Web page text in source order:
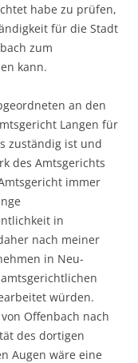
habe zu prüfen,
für die Stadt
zum
kann.
an den
Langen für
zuständig ist und
des Amtsgerichts
immer
in
nach meiner
in Neu-
würden.
Offenbach nach
des dortigen
Augen wäre eine